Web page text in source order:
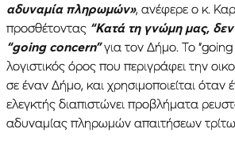
αδυναμία πληρωμών», ανέφερε ο κ.
προσθέτοντας “Κατά τη γνώμη μας,
“going concern”για τον Δήμο. Το “going
λογιστικός όρος που περιγράφει την
σε έναν Δήμο, και χρησιμοποιείται όταν
ελεγκτής διαπιστώνει προβλήματα
αδυναμίας πληρωμών απαιτήσεων